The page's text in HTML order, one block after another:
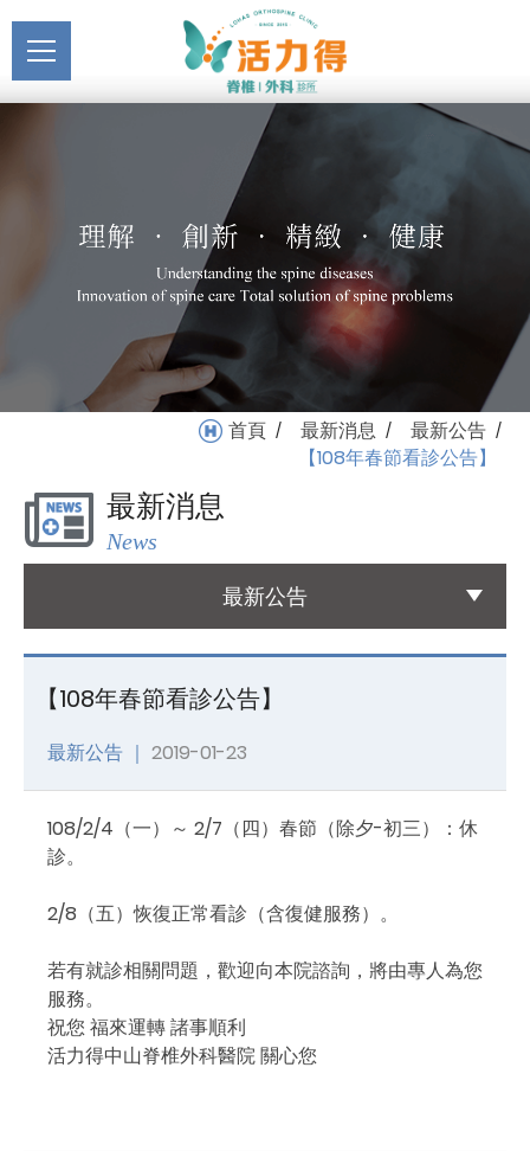
【108年春節看診公告】_
最新公告_最新消息 | 活力
得脊椎外科診所
主選單關於活力得
醫療服務
Medical Service
Registration
就醫指南
Medical Instruction
衛教專區
Health Education
友善連結
Links
首頁 / 最新消息 / 最新公告 /
【108年春節看診公告】
最新消息
News
最新公告
【108年春節看診公告】
最新公告 ｜ 2019-01-23
108/2/4（一）～ 2/7（四）春節（除夕-初三）：休
診。
2/8（五）恢復正常看診（含復健服務）。
若有就診相關問題，歡迎向本院諮詢，將由專人為您
服務。
祝您 福來運轉 諸事順利
活力得中山脊椎外科醫院 關心您